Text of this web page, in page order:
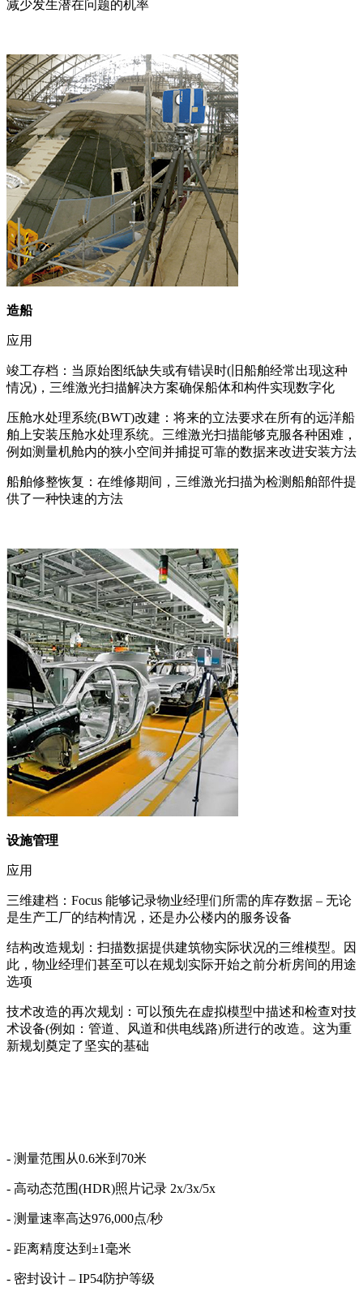
减少发生潜在问题的机率
造船
应用
竣工存档：当原始图纸缺失或有错误时(旧船舶经常出现这种
情况)，三维激光扫描解决方案确保船体和构件实现数字化
压舱水处理系统(BWT)改建：将来的立法要求在所有的远洋船
舶上安装压舱水处理系统。三维激光扫描能够克服各种困难，
例如测量机舱内的狭小空间并捕捉可靠的数据来改进安装方法
船舶修整恢复：在维修期间，三维激光扫描为检测船舶部件提
供了一种快速的方法
设施管理
应用
三维建档：Focus 能够记录物业经理们所需的库存数据 – 无论
是生产工厂的结构情况，还是办公楼内的服务设备
结构改造规划：扫描数据提供建筑物实际状况的三维模型。因
此，物业经理们甚至可以在规划实际开始之前分析房间的用途
选项
技术改造的再次规划：可以预先在虚拟模型中描述和检查对技
术设备(例如：管道、风道和供电线路)所进行的改造。这为重
新规划奠定了坚实的基础
- 测量范围从0.6米到70米
- 高动态范围(HDR)照片记录 2x/3x/5x
- 测量速率高达976,000点/秒
- 距离精度达到±1毫米
- 密封设计 – IP54防护等级